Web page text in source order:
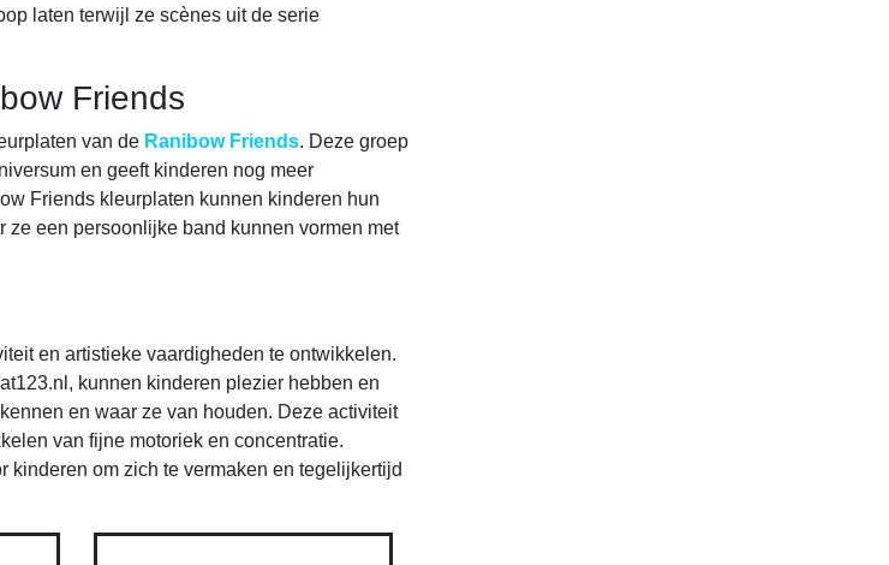
laten terwijl ze scènes uit de serie
Friends
van de Ranibow Friends. Deze groep
en geeft kinderen nog meer
Friends kleurplaten kunnen kinderen hun
een persoonlijke band kunnen vormen met
en artistieke vaardigheden te ontwikkelen.
kunnen kinderen plezier hebben en
en waar ze van houden. Deze activiteit
van fijne motoriek en concentratie.
kinderen om zich te vermaken en tegelijkertijd